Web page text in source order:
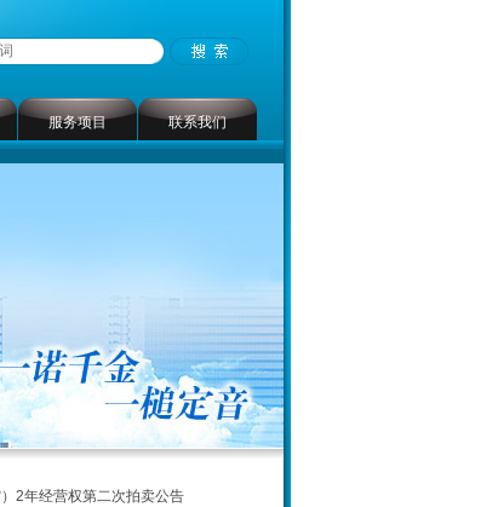
服务项目 联系我们
2年经营权第二次拍卖公告